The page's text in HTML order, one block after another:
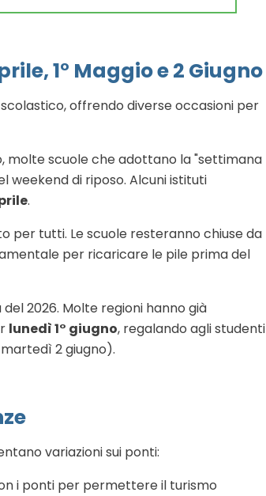
1° Maggio e 2 Giugno
offrendo diverse occasioni per
molte scuole che adottano la "settimana
weekend di riposo. Alcuni istituti
.
per tutti. Le scuole resteranno chiuse da
per ricaricare le pile prima del
2026. Molte regioni hanno già
lunedì 1° giugno, regalando agli studenti
2 giugno).
variazioni sui ponti:
i ponti per permettere il turismo